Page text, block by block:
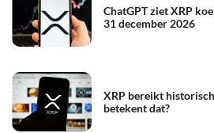
ChatGPT ziet XRP
31 december 2026
XRP bereikt
betekent dat?